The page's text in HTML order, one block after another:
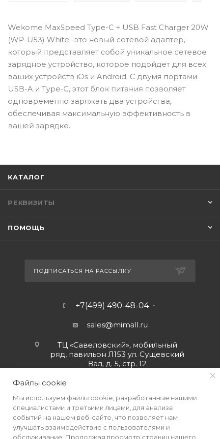
Wekome MaxSpeed Type-C + USB Fast Charger 20W
(WP-U53) White -это новый сетевой адаптер,
который представляет собой уникальное сетевое
зарядное устройство, которое подойдет для всех
ваших устройств iOs и Android. С двумя портами
USB-A и Type-C, этот блок питания позволяет
одновременно заряжать два устройства,
обеспечивая максимальную эффективность в
вашей зарядке.
КАТАЛОГ
РЕКВИЗИТЫ
ПОМОЩЬ
ПОДПИСАТЬСЯ НА РАССЫЛКУ
+7(499) 490-48-04
sales@mimall.ru
ТЦ «Савеловский», мобильный
ряд, павильон Л153 ул. Сущевский
Вал, д. 5, стр. 12
Файлы cookie
Мы используем файлы cookie, разработанные нашими
специалистами и третьими лицами, для анализа
событий на нашем веб-сайте, что позволяет нам
улучшать взаимодействие с пользователями и
обслуживание. Продолжая просмотр страниц нашего